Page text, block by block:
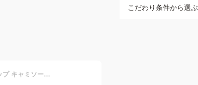
肌着・インナー ニッセン アンダーフリー 吸汗速乾 ブラトップ キャミソール ( 接触冷感 UVカット） 女性 下着 レディース インナー キャミソール 楽 アンダーゴムなし
こだわり条件から選ぶ